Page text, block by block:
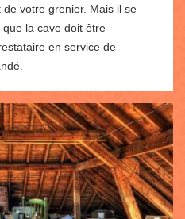
de votre grenier. Mais il se
la cave doit être
en service de